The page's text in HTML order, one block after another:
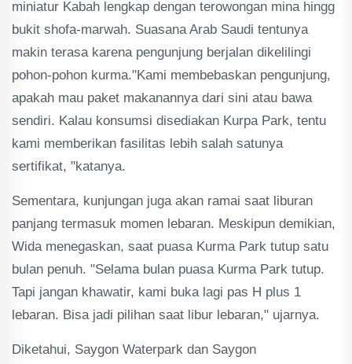
miniatur Kabah lengkap dengan terowongan mina hingg
bukit shofa-marwah. Suasana Arab Saudi tentunya
makin terasa karena pengunjung berjalan dikelilingi
pohon-pohon kurma."Kami membebaskan pengunjung,
apakah mau paket makanannya dari sini atau bawa
sendiri. Kalau konsumsi disediakan Kurpa Park, tentu
kami memberikan fasilitas lebih salah satunya
sertifikat, "katanya.
Sementara, kunjungan juga akan ramai saat liburan
panjang termasuk momen lebaran. Meskipun demikian,
Wida menegaskan, saat puasa Kurma Park tutup satu
bulan penuh. "Selama bulan puasa Kurma Park tutup.
Tapi jangan khawatir, kami buka lagi pas H plus 1
lebaran. Bisa jadi pilihan saat libur lebaran," ujarnya.
Diketahui, Saygon Waterpark dan Saygon